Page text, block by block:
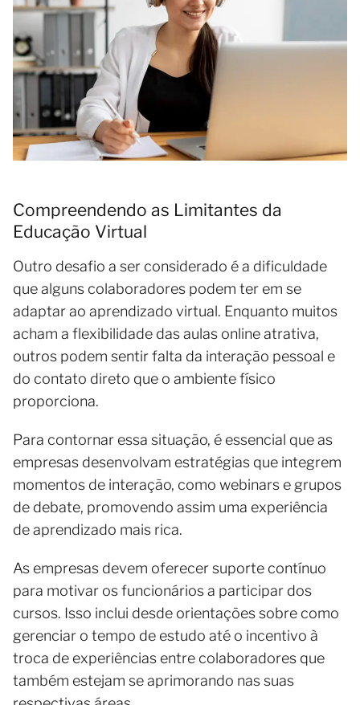
Compreendendo as Limitantes da
Educação Virtual
Outro desafio a ser considerado é a dificuldade
que alguns colaboradores podem ter em se
adaptar ao aprendizado virtual. Enquanto muitos
acham a flexibilidade das aulas online atrativa,
outros podem sentir falta da interação pessoal e
do contato direto que o ambiente físico
proporciona.
Para contornar essa situação, é essencial que as
empresas desenvolvam estratégias que integrem
momentos de interação, como webinars e grupos
de debate, promovendo assim uma experiência
de aprendizado mais rica.
As empresas devem oferecer suporte contínuo
para motivar os funcionários a participar dos
cursos. Isso inclui desde orientações sobre como
gerenciar o tempo de estudo até o incentivo à
troca de experiências entre colaboradores que
também estejam se aprimorando nas suas